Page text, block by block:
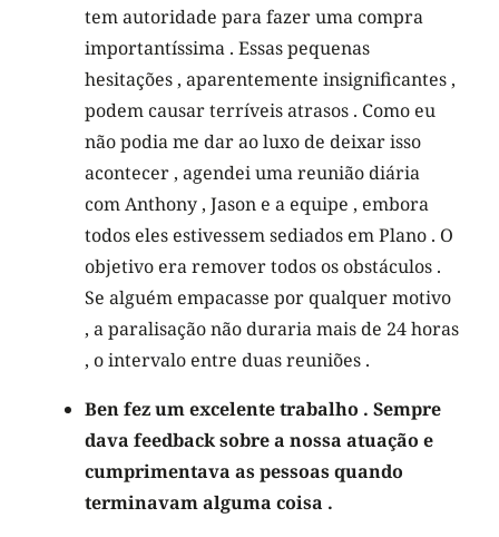
tem autoridade para fazer uma compra
importantíssima . Essas pequenas
hesitações , aparentemente insignificantes ,
podem causar terríveis atrasos . Como eu
não podia me dar ao luxo de deixar isso
acontecer , agendei uma reunião diária
com Anthony , Jason e a equipe , embora
todos eles estivessem sediados em Plano . O
objetivo era remover todos os obstáculos .
Se alguém empacasse por qualquer motivo
, a paralisação não duraria mais de 24 horas
, o intervalo entre duas reuniões .
Ben fez um excelente trabalho . Sempre
dava feedback sobre a nossa atuação e
cumprimentava as pessoas quando
terminavam alguma coisa .